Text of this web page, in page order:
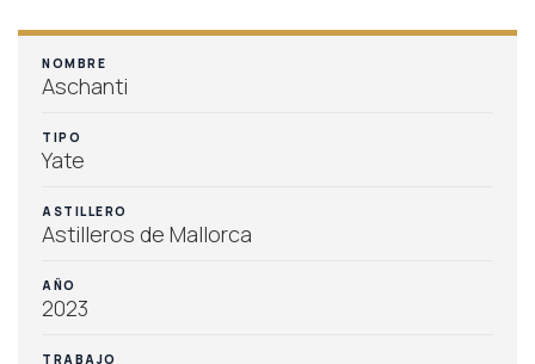
NOMBRE
Aschanti
TIPO
Yate
ASTILLERO
Astilleros de Mallorca
AÑO
2023
TRABAJO